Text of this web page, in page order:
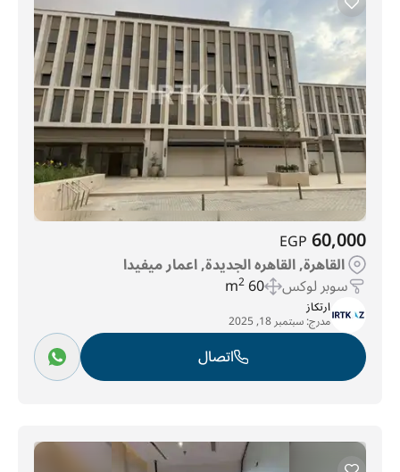
60,000
EGP
القاهرة, القاهره الجديدة, اعمار ميفيدا
سوبر لوكس 60 m
2
ارتكاز
مدرج:سبتمبر 18, 2025
اتصال